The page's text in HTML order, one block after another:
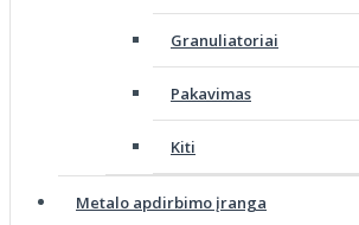
Granuliatoriai
Pakavimas
Kiti
Metalo apdirbimo įranga